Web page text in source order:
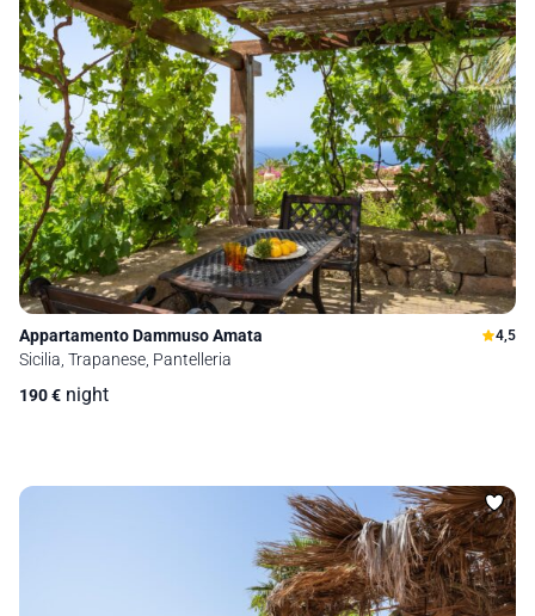
Appartamento Dammuso Amata 4,5
Sicilia, Trapanese, Pantelleria
190€ night